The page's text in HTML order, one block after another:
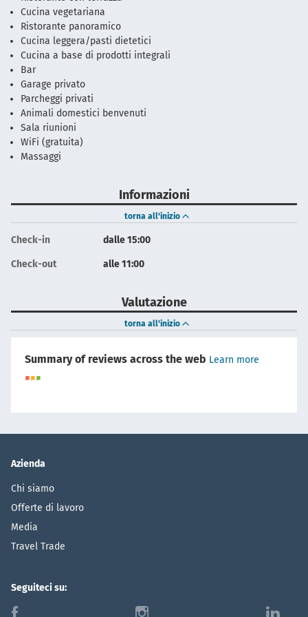
Cucina vegetariana
Ristorante panoramico
Cucina leggera/pasti dietetici
Cucina a base di prodotti integrali
Bar
Garage privato
Parcheggi privati
Animali domestici benvenuti
Sala riunioni
WiFi (gratuita)
Massaggi
Informazioni
torna all'inizio
Check-in dalle 15:00
Check-out alle 11:00
Valutazione
torna all'inizio
Summary of reviews across the web Learn more
Azienda
Chi siamo
Offerte di lavoro
Media
Travel Trade
Seguiteci su:
f i l